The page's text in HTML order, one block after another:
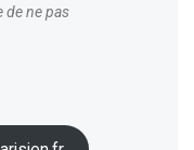
de ne pas